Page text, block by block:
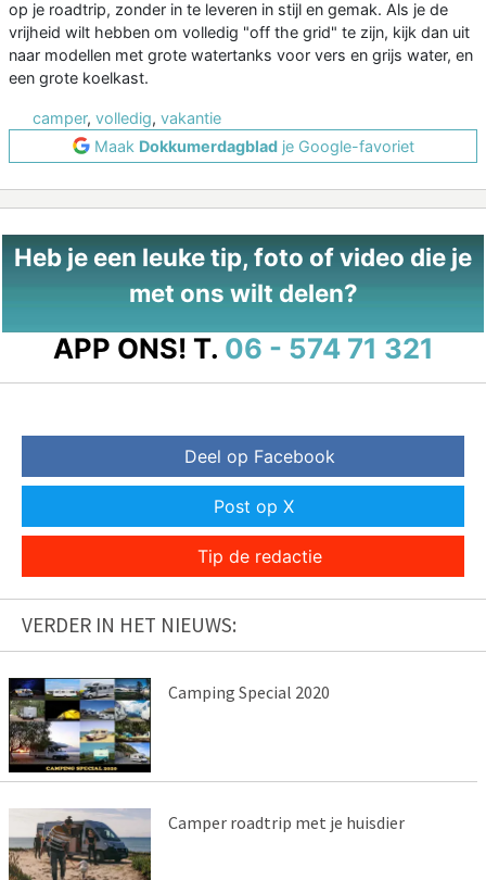
op je roadtrip, zonder in te leveren in stijl en gemak. Als je de
vrijheid wilt hebben om volledig "off the grid" te zijn, kijk dan uit
naar modellen met grote watertanks voor vers en grijs water, en
een grote koelkast.
camper, volledig, vakantie
Maak Dokkumerdagbladje Google-favoriet
Heb je een leuke tip, foto of video die je
met ons wilt delen?
APP ONS! T. 06 - 574 71 321
Deel op Facebook
Post op X
Tip de redactie
VERDER IN HET NIEUWS:
Camping Special 2020
Camper roadtrip met je huisdier